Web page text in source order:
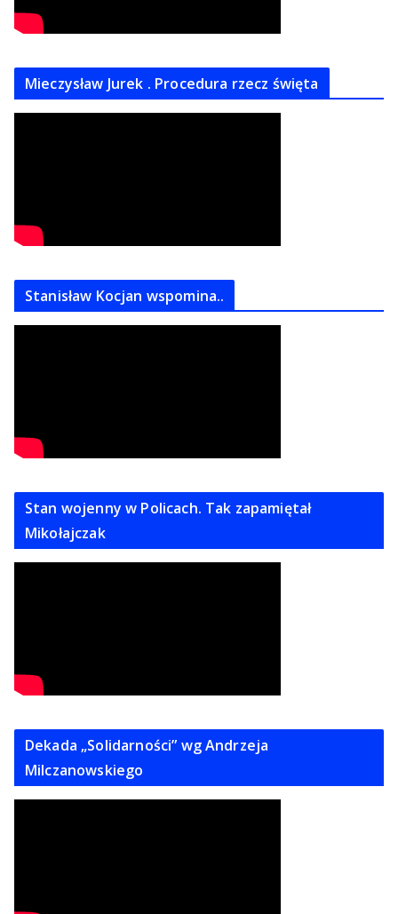
Mieczysław Jurek . Procedura rzecz święta
Stanisław Kocjan wspomina..
Stan wojenny w Policach. Tak zapamiętał
Mikołajczak
Dekada „Solidarności” wg Andrzeja
Milczanowskiego